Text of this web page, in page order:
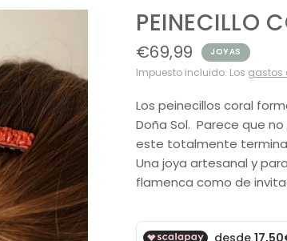
PEINECILLO
€69,99 JOYAS
Impuesto incluido. Los gastos
Los peinecillos coral
Doña Sol. Parece que
este totalmente
Una joya artesanal y
flamenca como de